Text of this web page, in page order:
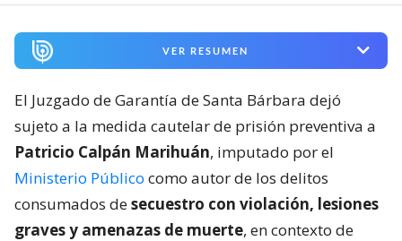
VER RESUMEN
El Juzgado de Garantía de Santa Bárbara dejó
sujeto a la medida cautelar de prisión preventiva a
Patricio Calpán Marihuán, imputado por el
Ministerio Público como autor de los delitos
consumados desecuestro con violación, lesiones
graves y amenazas de muerte, en contexto de